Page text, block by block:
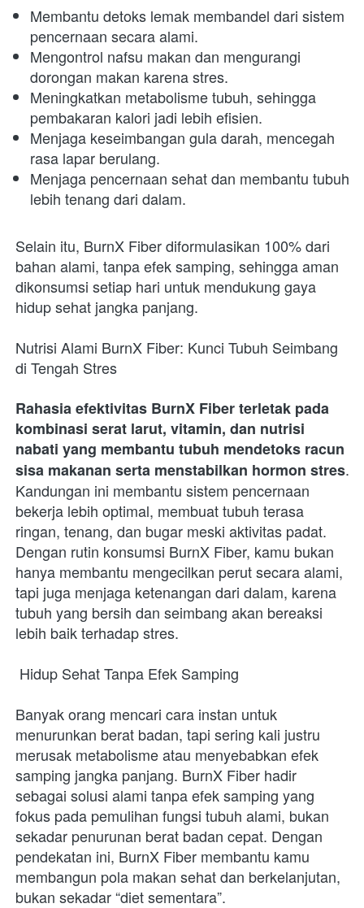
Membantu detoks lemak membandel dari sistem
pencernaan secara alami.
Mengontrol nafsu makan dan mengurangi
dorongan makan karena stres.
Meningkatkan metabolisme tubuh, sehingga
pembakaran kalori jadi lebih efisien.
Menjaga keseimbangan gula darah, mencegah
rasa lapar berulang.
Menjaga pencernaan sehat dan membantu tubuh
lebih tenang dari dalam.
Selain itu, BurnX Fiber diformulasikan 100% dari
bahan alami, tanpa efek samping, sehingga aman
dikonsumsi setiap hari untuk mendukung gaya
hidup sehat jangka panjang.
Nutrisi Alami BurnX Fiber: Kunci Tubuh Seimbang
di Tengah Stres
Rahasia efektivitas BurnX Fiber terletak pada
kombinasi serat larut, vitamin, dan nutrisi
nabati yang membantu tubuh mendetoks racun
sisa makanan serta menstabilkan hormon stres.
Kandungan ini membantu sistem pencernaan
bekerja lebih optimal, membuat tubuh terasa
ringan, tenang, dan bugar meski aktivitas padat.
Dengan rutin konsumsi BurnX Fiber, kamu bukan
hanya membantu mengecilkan perut secara alami,
tapi juga menjaga ketenangan dari dalam, karena
tubuh yang bersih dan seimbang akan bereaksi
lebih baik terhadap stres.
Hidup Sehat Tanpa Efek Samping
Banyak orang mencari cara instan untuk
menurunkan berat badan, tapi sering kali justru
merusak metabolisme atau menyebabkan efek
samping jangka panjang. BurnX Fiber hadir
sebagai solusi alami tanpa efek samping yang
fokus pada pemulihan fungsi tubuh alami, bukan
sekadar penurunan berat badan cepat. Dengan
pendekatan ini, BurnX Fiber membantu kamu
membangun pola makan sehat dan berkelanjutan,
bukan sekadar “diet sementara”.